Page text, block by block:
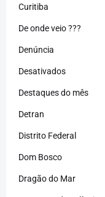
Curitiba
De onde veio ???
Denúncia
Desativados
Destaques do mês
Detran
Distrito Federal
Dom Bosco
Dragão do Mar